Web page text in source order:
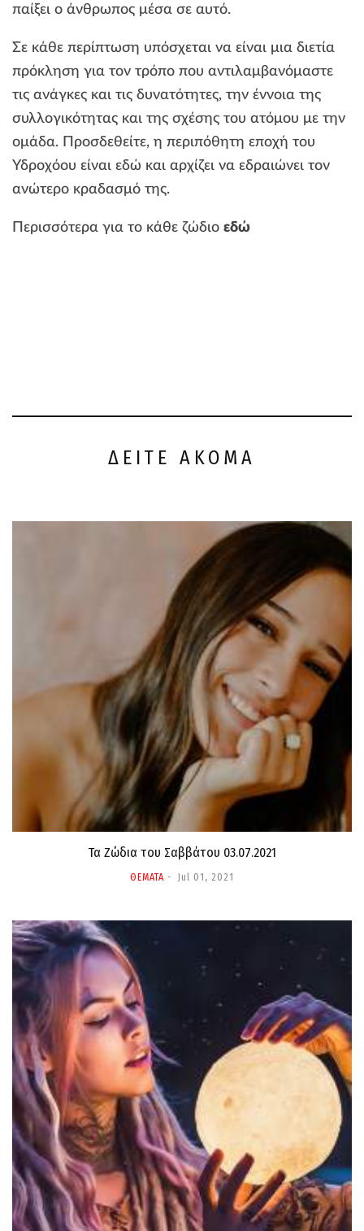
παίξει ο άνθρωπος μέσα σε αυτό.
Σε κάθε περίπτωση υπόσχεται να είναι μια διετία
πρόκληση για τον τρόπο που αντιλαμβανόμαστε
τις ανάγκες και τις δυνατότητες, την έννοια της
συλλογικότητας και της σχέσης του ατόμου με την
ομάδα. Προσδεθείτε, η περιπόθητη εποχή του
Υδροχόου είναι εδώ και αρχίζει να εδραιώνει τον
ανώτερο κραδασμό της.
Περισσότερα για το κάθε ζώδιο εδώ
ΔΕΙΤΕ ΑΚΟΜΑ
Τα Ζώδια τoυ Σαββάτου 03.07.2021
ΘΕΜΑΤΑ Jul 01, 2021